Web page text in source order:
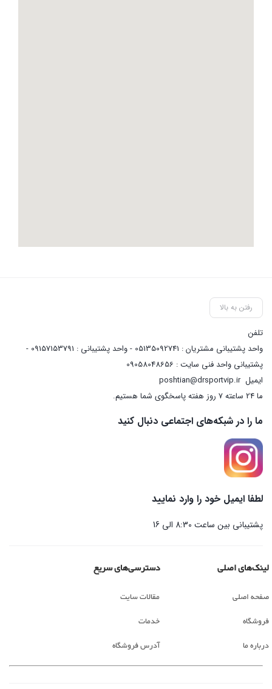
رفتن به بالا
تلفن
واحد پشتیبانی مشتریان : 05135092741 - واحد پشتیبانی : 09157153791 -
پشتیبانی واحد فنی سایت : 09058048656
ایمیلposhtian@drsportvip.ir
ما 24 ساعته 7 روز هفته پاسخگوی شما هستیم.
ما را در شبکه‌های اجتماعی دنبال کنید
لطفا ایمیل خود را وارد نمایید
پشتیبانی بین ساعت 8:30 الی 16
لینک‌های اصلی
صفحه اصلی
فروشگاه
درباره ما
دسترسی‌های سریع
مقالات سایت
خدمات
آدرس فروشگاه